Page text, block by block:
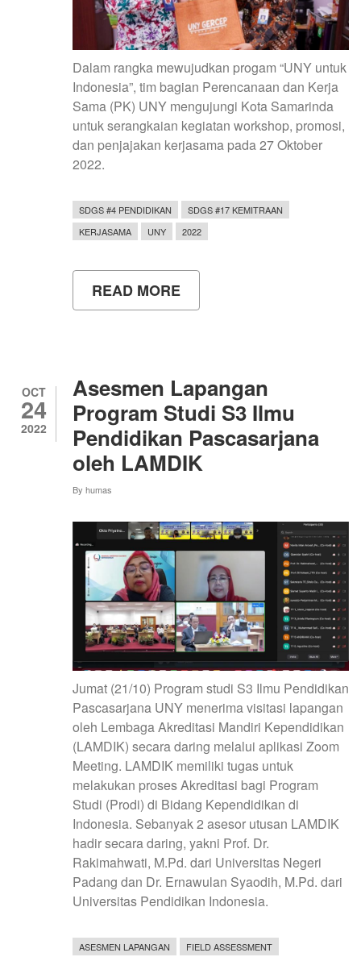
Dalam rangka mewujudkan progam “UNY untuk
Indonesia”, tim bagian Perencanaan dan Kerja
Sama (PK) UNY mengujungi Kota Samarinda
untuk serangkaian kegiatan workshop, promosi,
dan penjajakan kerjasama pada 27 Oktober
2022.
SDGS #4 PENDIDIKAN
SDGS #17 KEMITRAAN
KERJASAMA
UNY 2022
READ MORE
“SEKALI
DAN
PENJAJAKAN
KERJA
SAMA
ANTARA
UNY
DI
KOTA
SAMARINDA
OCT
24
2022
Asesmen Lapangan
Program Studi S3 Ilmu
Pendidikan Pascasarjana
oleh LAMDIK
By humas
Jumat (21/10) Program studi S3 Ilmu Pendidikan
Pascasarjana UNY menerima visitasi lapangan
oleh Lembaga Akreditasi Mandiri Kependidikan
(LAMDIK) secara daring melalui aplikasi Zoom
Meeting. LAMDIK memiliki tugas untuk
melakukan proses Akreditasi bagi Program
Studi (Prodi) di Bidang Kependidikan di
Indonesia. Sebanyak 2 asesor utusan LAMDIK
hadir secara daring, yakni Prof. Dr.
Rakimahwati, M.Pd. dari Universitas Negeri
Padang dan Dr. Ernawulan Syaodih, M.Pd. dari
Universitas Pendidikan Indonesia.
ASESMEN LAPANGAN FIELD ASSESSMENT